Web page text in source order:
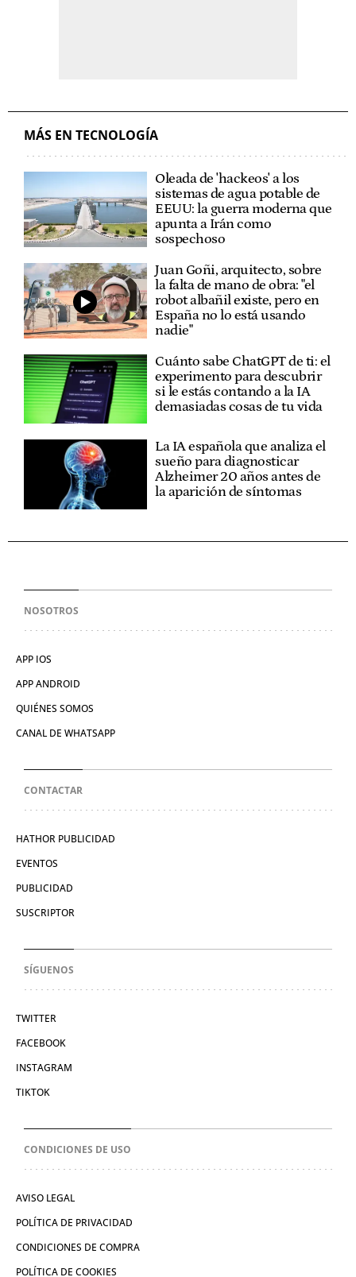
MÁS EN TECNOLOGÍA
Oleada de 'hackeos' a los
sistemas de agua potable de
EEUU: la guerra moderna que
apunta a Irán como
sospechoso
Juan Goñi, arquitecto, sobre
la falta de mano de obra: "el
robot albañil existe, pero en
España no lo está usando
nadie"
Cuánto sabe ChatGPT de ti: el
experimento para descubrir
si le estás contando a la IA
demasiadas cosas de tu vida
La IA española que analiza el
sueño para diagnosticar
Alzheimer 20 años antes de
la aparición de síntomas
NOSOTROS
APP IOS
APP ANDROID
QUIÉNES SOMOS
CANAL DE WHATSAPP
CONTACTAR
HATHOR PUBLICIDAD
EVENTOS
PUBLICIDAD
SUSCRIPTOR
SÍGUENOS
TWITTER
FACEBOOK
INSTAGRAM
TIKTOK
CONDICIONES DE USO
AVISO LEGAL
POLÍTICA DE PRIVACIDAD
CONDICIONES DE COMPRA
POLÍTICA DE COOKIES